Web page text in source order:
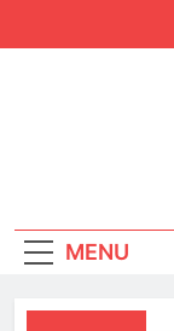
MENU